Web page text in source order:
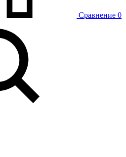
Сравнение 0